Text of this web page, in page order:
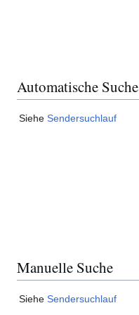
Automatische Suche
Siehe Sendersuchlauf
Manuelle Suche
Siehe Sendersuchlauf